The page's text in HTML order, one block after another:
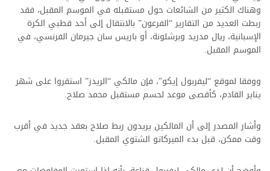
محمد صلاح
وهناك الكثير من الشائعات حول مستقبله في الموسم المقبل، فقد
ربطت العديد من التقارير “الفرعون” بالانتقال إلى أحد قطبي الكرة
الإسبانية، ريال مدريد وبرشلونة، أو باريس سان جيرمان الفرنسي، في
الموسم المقبل.
ووفقا لموقع “ليفربول إيكو”، فإن مالكي “الريدز” استقروا على شهر
يناير القادم، كأقصى موعد لحسم مستقبل محمد صلاح.
وأشار المصدر إلى أن المالكين يريدون ربط صلاح بعقد جديد في أقرب
وقت ممكن، قبل بدء الميركاتو الشتوي المقبل.